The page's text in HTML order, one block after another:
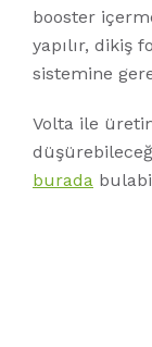
booster
yapılır, dikiş
sistemine
Volta ile
burada